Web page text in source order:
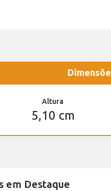
Altura
5,10 cm
em Destaque